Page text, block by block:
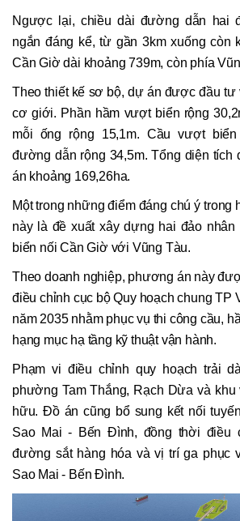
Ngược lại, chiều dài đường dẫn hai
ngắn đáng kể, từ gần 3km xuống còn
Cần Giờ dài khoảng 739m, còn phía
Theo thiết kế sơ bộ, dự án được đầu tư
cơ giới. Phần hầm vượt biển rộng
mỗi ống rộng 15,1m. Cầu vượt biển
đường dẫn rộng 34,5m. Tổng diện tích
án khoảng 169,26ha.
Một trong những điểm đáng chú ý trong
này là đề xuất xây dựng hai đảo
biển nối Cần Giờ với Vũng Tàu.
Theo doanh nghiệp, phương án này
điều chỉnh cục bộ Quy hoạch chung TP
năm 2035 nhằm phục vụ thi công cầu,
hạng mục hạ tầng kỹ thuật vận hành.
Phạm vi điều chỉnh quy hoạch trải
phường Tam Thắng, Rạch Dừa và
hữu. Đồ án cũng bổ sung kết nối
Sao Mai - Bến Đình, đồng thời điều
đường sắt hàng hóa và vị trí ga phục
Sao Mai - Bến Đình.